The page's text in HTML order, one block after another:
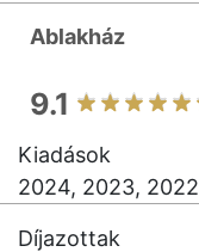
Ablakház
9.1
Kiadások
2024, 2023, 2022
Díjazottak